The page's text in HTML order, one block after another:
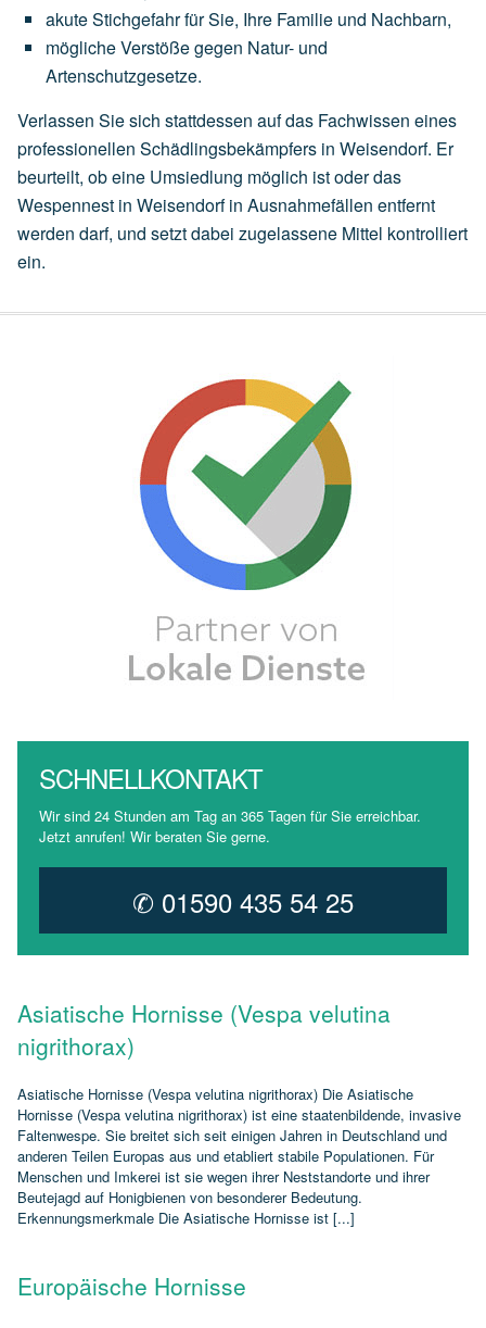
akuteStichgefahrfürSie, Ihre Familie und Nachbarn,
möglicheVerstößegegen Natur- und
Artenschutzgesetze.
Verlassen Sie sich stattdessen auf das Fachwissen eines
professionellen Schädlingsbekämpfers in Weisendorf. Er
beurteilt, ob eine Umsiedlung möglich ist oder das
Wespennest in Weisendorf in Ausnahmefällen entfernt
werden darf, und setzt dabei zugelassene Mittel kontrolliert
ein.
SCHNELLKONTAKT
Wir sind 24 Stunden am Tag an 365 Tagen für Sie erreichbar.
Jetzt anrufen! Wir beraten Sie gerne.
✆ 01590 435 54 25
Asiatische Hornisse (Vespa velutina
nigrithorax)
Asiatische Hornisse (Vespa velutina nigrithorax) Die Asiatische
Hornisse (Vespa velutina nigrithorax) ist eine staatenbildende, invasive
Faltenwespe. Sie breitet sich seit einigen Jahren in Deutschland und
anderen Teilen Europas aus und etabliert stabile Populationen. Für
Menschen und Imkerei ist sie wegen ihrer Neststandorte und ihrer
Beutejagd auf Honigbienen von besonderer Bedeutung.
Erkennungsmerkmale Die Asiatische Hornisse ist [...]
Europäische Hornisse